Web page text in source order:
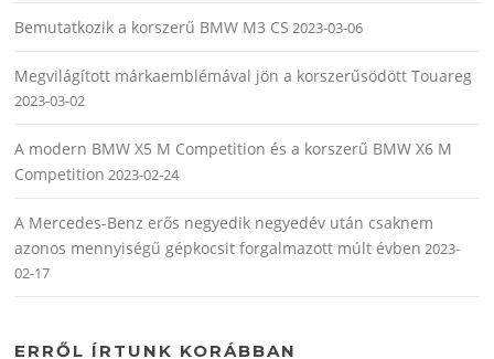
Bemutatkozik a korszerű BMW M3 CS 2023-03-06
Megvilágított márkaemblémával jön a korszerűsödött Touareg
2023-03-02
A modern BMW X5 M Competition és a korszerű BMW X6 M
Competition 2023-02-24
A Mercedes-Benz erős negyedik negyedév után csaknem
azonos mennyiségű gépkocsit forgalmazott múlt évben 2023-
02-17
ERRŐL ÍRTUNK KORÁBBAN